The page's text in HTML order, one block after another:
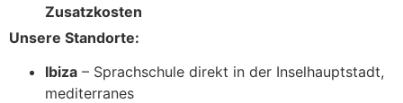
Zusatzkosten
Unsere Standorte:
Ibiza – Sprachschule direkt in der Inselhauptstadt,
mediterranes